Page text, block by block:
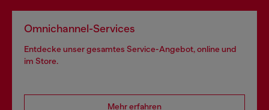
Omnichannel-Services
Entdecke unser gesamtes Service-Angebot, online und
im Store.
Mehr erfahren